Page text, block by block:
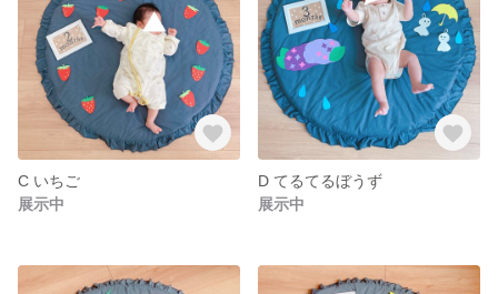
C いちご
展示中
D てるてるぼうず
展示中